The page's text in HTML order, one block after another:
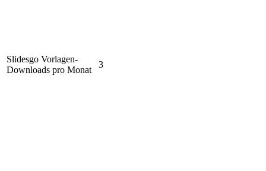
Slidesgo Vorlagen-
Downloads pro Monat
3